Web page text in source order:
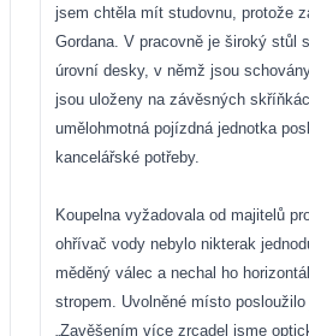
jsem chtěla mít studovnu, protože
Gordana. V pracovně je široký stůl
úrovní desky, v němž jsou
jsou uloženy na závěsných
umělohmotná pojízdná jednotka
kancelářské potřeby.
Koupelna vyžadovala od majitelů
ohřívač vody nebylo nikterak
měděný válec a nechal ho
stropem. Uvolněné místo posloužilo
„Zavěšením více zrcadel jsme